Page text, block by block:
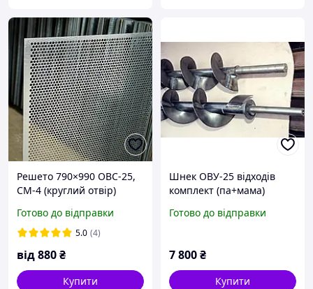
Решето 790×990 ОВС-25,
СМ-4 (круглий отвір)
Готово до відправки
5.0 (4)
від880₴
Купити
Шнек ОВУ-25 відходів
комплект (па+мама)
Готово до відправки
7 800₴
Купити